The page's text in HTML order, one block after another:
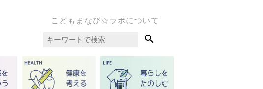
こどもまなび☆ラボについて
